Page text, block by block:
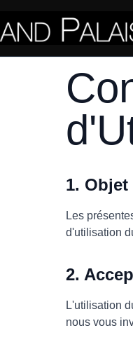
1. Objet
Les
d'utilisation
2.
L'utilisation
nous vous